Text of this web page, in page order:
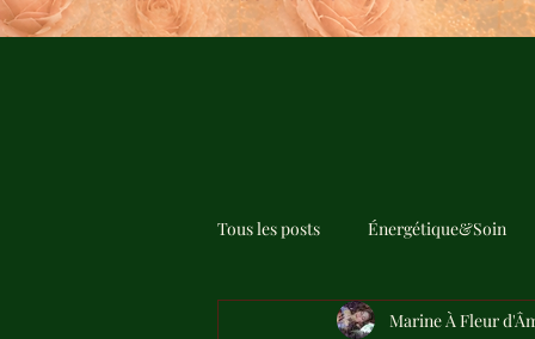
Tous les posts Énergétique&Soin
Marine À Fleur